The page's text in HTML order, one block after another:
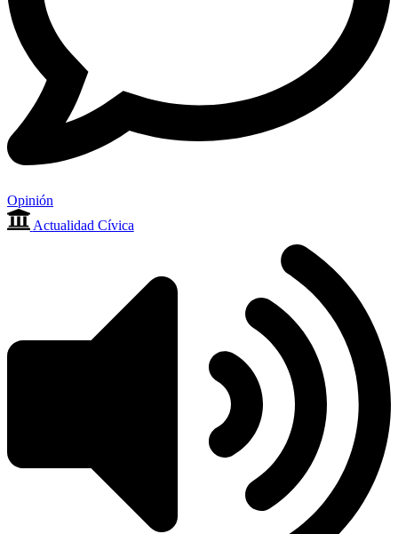
Opinión
Actualidad Cívica